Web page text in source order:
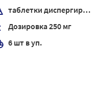
таблетки диспергируемые
Дозировка 250 мг
6 шт в уп.